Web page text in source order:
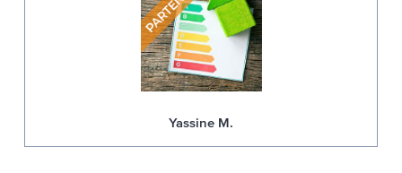
Yassine M.